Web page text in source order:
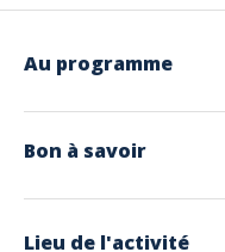
Au programme
Le foil électrique est
amateurs de glisse qui
Bon à savoir
Lieu de l'activité